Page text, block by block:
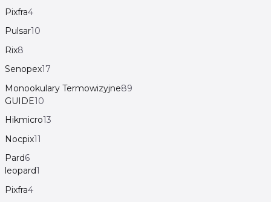
Pixfra4
Pulsar10
Rix8
Senopex17
Monookulary Termowizyjne89
GUIDE10
Hikmicro13
Nocpix11
Pard6
leopard1
Pixfra4